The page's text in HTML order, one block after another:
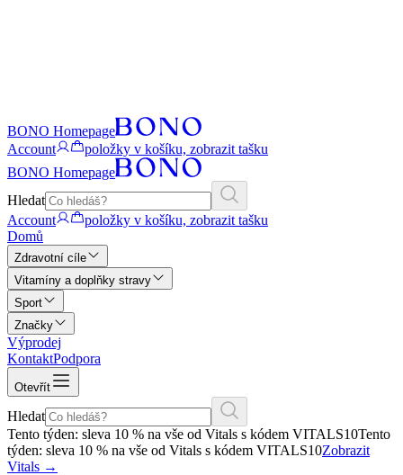
BONO Homepage
Account
položky v košíku, zobrazit tašku
BONO Homepage
Hledat
Account
položky v košíku, zobrazit tašku
Domů
Zdravotní cíle
Vitamíny a doplňky stravy
Sport
Značky
Výprodej
KontaktPodpora
Otevřít
Hledat
Tento týden: sleva 10 % na vše od Vitals s kódem VITALS10Tento
týden: sleva 10 % na vše od Vitals s kódem VITALS10Zobrazit
Vitals →